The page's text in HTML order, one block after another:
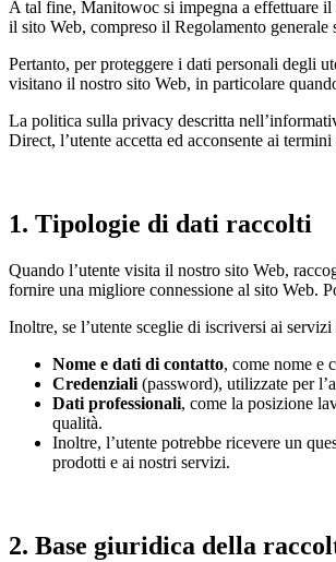
A tal fine, Manitowoc si impegna a effettuare
il sito Web, compreso il Regolamento
Pertanto, per proteggere i dati personali degli
visitano il nostro sito Web, in particolare
La politica sulla privacy descritta
Direct, l’utente accetta ed acconsente ai
1. Tipologie di dati raccolti
Quando l’utente visita il nostro sito Web,
fornire una migliore connessione al sito Web.
Inoltre, se l’utente sceglie di iscriversi ai
Nome e dati di contatto, come nome e
Credenziali (password), utilizzate per
Dati professionali, come la posizione
qualità.
Inoltre, l’utente potrebbe ricevere un
prodotti e ai nostri servizi.
2. Base giuridica della